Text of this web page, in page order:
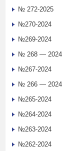
№ 272-2025
№270-2024
№269-2024
№ 268 — 2024
№267-2024
№ 266 — 2024
№265-2024
№264-2024
№263-2024
№262-2024